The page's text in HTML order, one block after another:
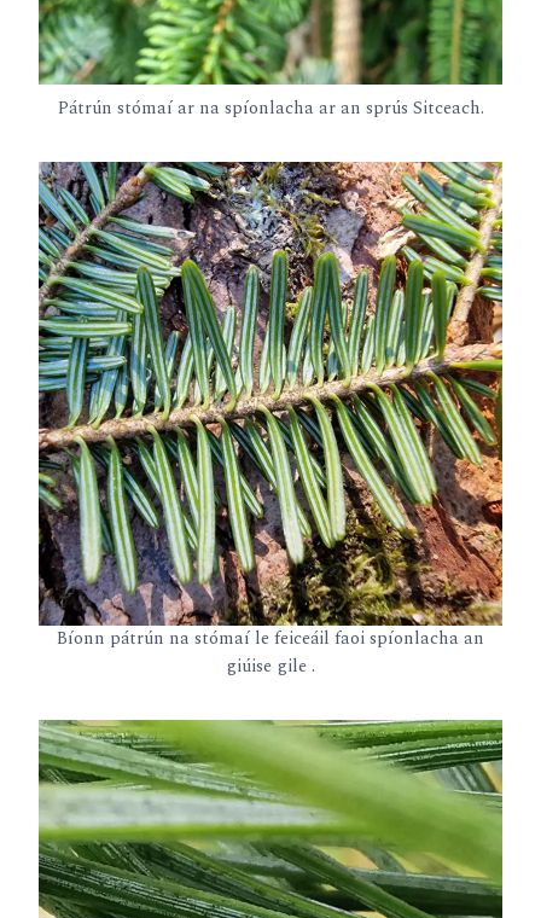
Pátrún stómaí ar na spíonlacha ar an sprús Sitceach.
Bíonn pátrún na stómaí le feiceáil faoi spíonlacha an
giúise gile .